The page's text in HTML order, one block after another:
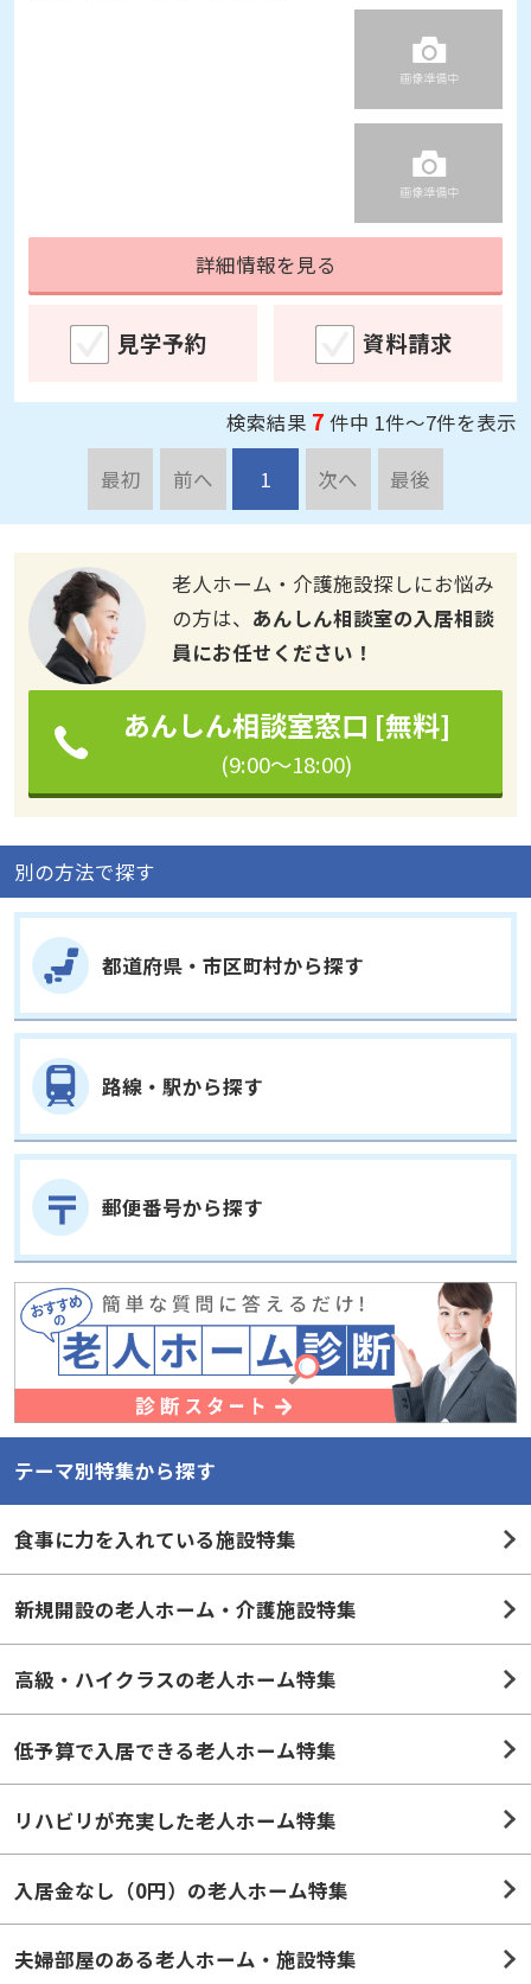
詳細情報を見る
見学予約 資料請求
検索結果 7件中 1件～7件を表示
最初
前へ 1 次へ 最後
老人ホーム・介護施設探しにお悩み
の方は、 あんしん相談室の入居相談
員にお任せください！
あんしん相談室窓口 [無料]
(9:00～18:00)
別の方法で探す
都道府県・市区町村から探す
路線・駅から探す
郵便番号から探す
テーマ別特集から探す
食事に力を入れている施設特集
新規開設の老人ホーム・介護施設特集
高級・ハイクラスの老人ホーム特集
低予算で入居できる老人ホーム特集
リハビリが充実した老人ホーム特集
入居金なし（0円）の老人ホーム特集
夫婦部屋のある老人ホーム・施設特集